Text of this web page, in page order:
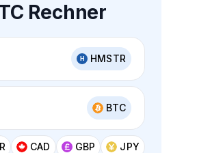
Rechner
HMSTR
BTC
CAD GBP
JPY